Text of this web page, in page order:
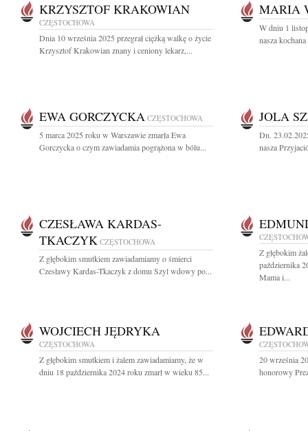
KRZYSZTOF KRAKOWIAN
CZĘSTOCHOWA
Dnia 10 września 2025 przegrał ciężką walkę o życie
Krzysztof Krakowian znany i ceniony lekarz,...
MARIA
W dniu 1
nasza
EWA GORCZYCKA CZĘSTOCHOWA
5 marca 2025 roku w Warszawie zmarła Ewa
Gorczycka o czym zawiadamia pogrążona w bólu...
JOLA
Dn.
nasza
CZESŁAWA KARDAS-
TKACZYK CZĘSTOCHOWA
Z głębokim smutkiem zawiadamiamy o śmierci
Czesławy Kardas-Tkaczyk z domu Szyl wdowy po...
Z głębokim
października
Mama i...
WOJCIECH JĘDRYKA
CZĘSTOCHOWA
Z głębokim smutkiem i żalem zawiadamiamy, że w
dniu 18 października 2024 roku zmarł w wieku 85...
20 września
honorowy